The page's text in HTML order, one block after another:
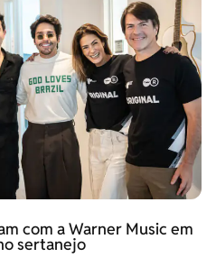
com a Warner Music em
sertanejo